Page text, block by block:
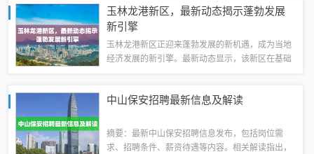
市场的最新降价情况。降价趋势及原因上海汽车
市...
玉林龙港新区，最新动态揭示蓬勃发展
新引擎
玉林龙港新区正迎来蓬勃发展的新机遇，成为当地
经济发展的新引擎。最新动态显示，该新区在基础
的投资和关注，为当地经济发展注入新的活力...
中山保安招聘最新信息及解读
摘要：最新中山保安招聘信息发布，包括岗位需
求、招聘条件、薪资待遇等内容。相关解读指出，